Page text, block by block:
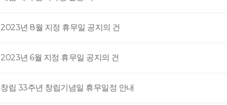
2023년 8월 지정 휴무일 공지의 건
2023년 6월 지정 휴무일 공지의 건
창립 33주년 창립기념일 휴무일정 안내